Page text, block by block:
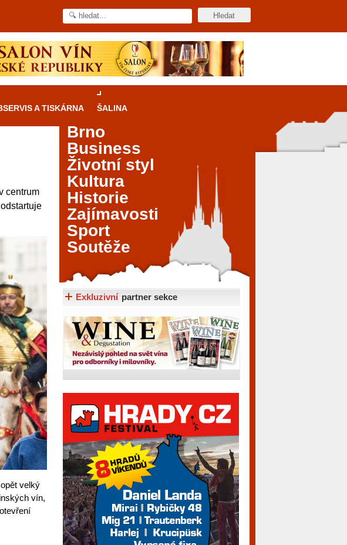
A TISKÁRNA ŠALINA
centrum
velký
vín,
Od
skvělé
je ale také
vyzkoušet
moravské
od klasické
pravidelné
Celý článek...
Brno
Business
Životní styl
Kultura
Historie
Zajímavosti
Sport
Soutěže
Exkluzivní partner sekce